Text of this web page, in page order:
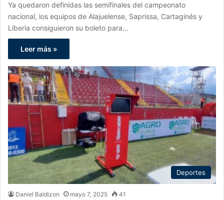
Ya quedaron definidas las semifinales del campeonato
nacional, los equipos de Alajuelense, Saprissa, Cartaginés y
Liberia consiguieron su boleto para…
Leer más »
Deportes
Daniel Baldizon mayo 7, 2025 41